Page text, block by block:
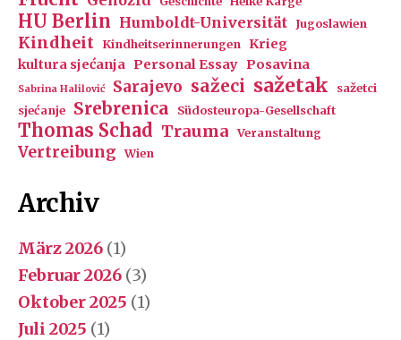
HU Berlin Humboldt-Universität Jugoslawien
Kindheit Kindheitserinnerungen
Krieg
kultura sjećanja Personal Essay Posavina
Sabrina Halilović Sarajevo sažeci sažetak
sažetci
sjećanje
Srebrenica Südosteuropa-Gesellschaft
Thomas Schad Trauma Veranstaltung
Vertreibung Wien
Archiv
März 2026 (1)
Februar 2026 (3)
Oktober 2025 (1)
Juli 2025 (1)